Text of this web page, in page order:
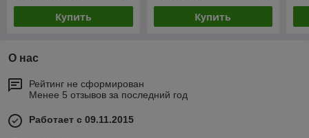
Купить Купить
О нас
Рейтинг не сформирован
Менее 5 отзывов за последний год
Работает с 09.11.2015